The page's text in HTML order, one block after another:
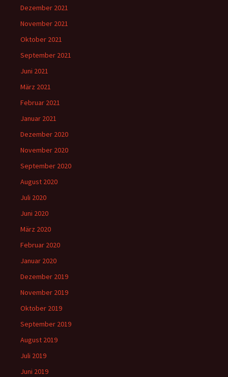
Dezember 2021
November 2021
Oktober 2021
September 2021
Juni 2021
März 2021
Februar 2021
Januar 2021
Dezember 2020
November 2020
September 2020
August 2020
Juli 2020
Juni 2020
März 2020
Februar 2020
Januar 2020
Dezember 2019
November 2019
Oktober 2019
September 2019
August 2019
Juli 2019
Juni 2019